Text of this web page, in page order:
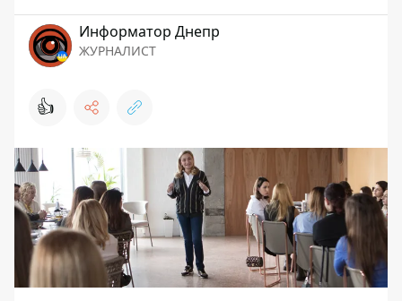
Информатор Днепр
ЖУРНАЛИСТ
👍